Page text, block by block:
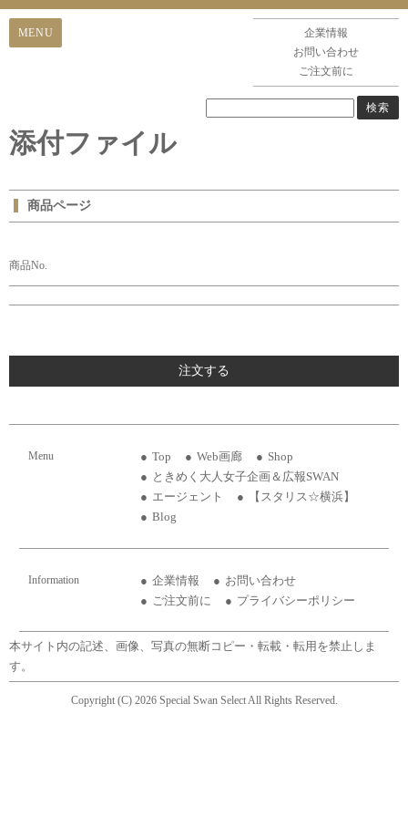
企業情報
お問い合わせ
ご注文前に
添付ファイル
商品ページ
商品No.
注文する
Menu Top Web画廊
Shop
ときめく大人女子企画＆広報SWAN
エージェント
【スタリス☆横浜】
Blog
Information 企業情報
お問い合わせ
ご注文前に
プライバシーポリシー
本サイト内の記述、画像、写真の無断コピー・転載・転用を禁止しま
す。
Copyright (C) 2026 Special Swan Select All Rights Reserved.